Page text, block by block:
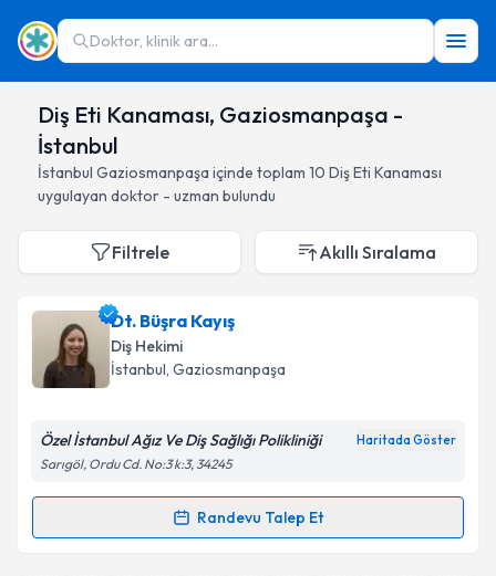
Doktor, klinik ara...
Diş Eti Kanaması, Gaziosmanpaşa -
İstanbul
İstanbul Gaziosmanpaşa içinde toplam 10 Diş Eti Kanaması
uygulayan doktor - uzman bulundu
Filtrele Akıllı Sıralama
Dt. Büşra Kayış
Diş Hekimi
İstanbul, Gaziosmanpaşa
Özel İstanbul Ağız Ve Diş Sağlığı Polikliniği Haritada Göster
Sarıgöl, Ordu Cd. No:3 k:3, 34245
Randevu Talep Et
Randevu Takvimi Talebi